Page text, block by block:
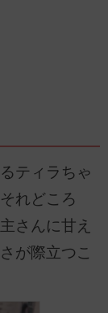
ティラちゃ
れどころ
さんに甘え
が際立つこ